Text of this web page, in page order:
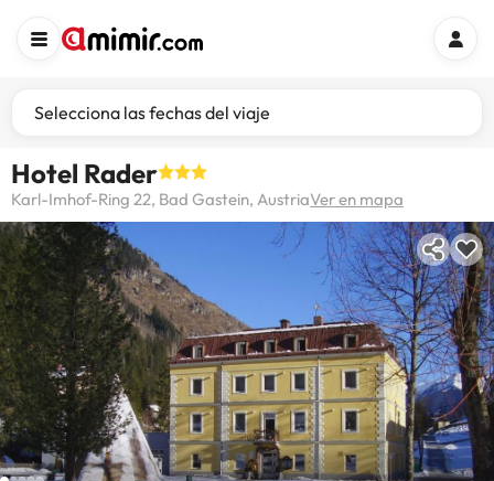
Selecciona las fechas del viaje
Hotel Rader
Karl-Imhof-Ring 22, Bad Gastein, AustriaVer en mapa